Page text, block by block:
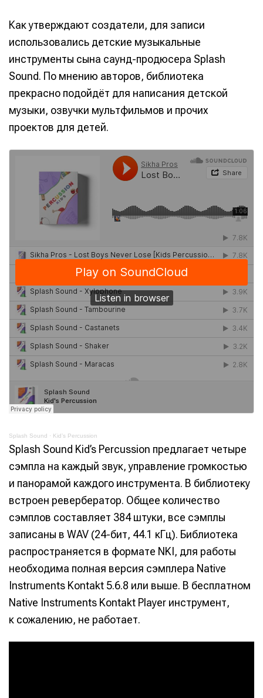
Как утверждают создатели, для записи
использовались детские музыкальные
инструменты сына саунд-продюсера Splash
Sound. По мнению авторов, библиотека
прекрасно подойдёт для написания детской
музыки, озвучки мультфильмов и прочих
проектов для детей.
Splash Sound · Kid’s Percussion
Splash Sound Kid’s Percussion предлагает четыре
сэмпла на каждый звук, управление громкостью
и панорамой каждого инструмента. В библиотеку
встроен ревербератор. Общее количество
сэмплов составляет 384 штуки, все сэмплы
записаны в WAV (24-бит, 44.1 кГц). Библиотека
распространяется в формате NKI, для работы
необходима полная версия сэмплера Native
Instruments Kontakt 5.6.8 или выше. В бесплатном
Native Instruments Kontakt Player инструмент,
к сожалению, не работает.